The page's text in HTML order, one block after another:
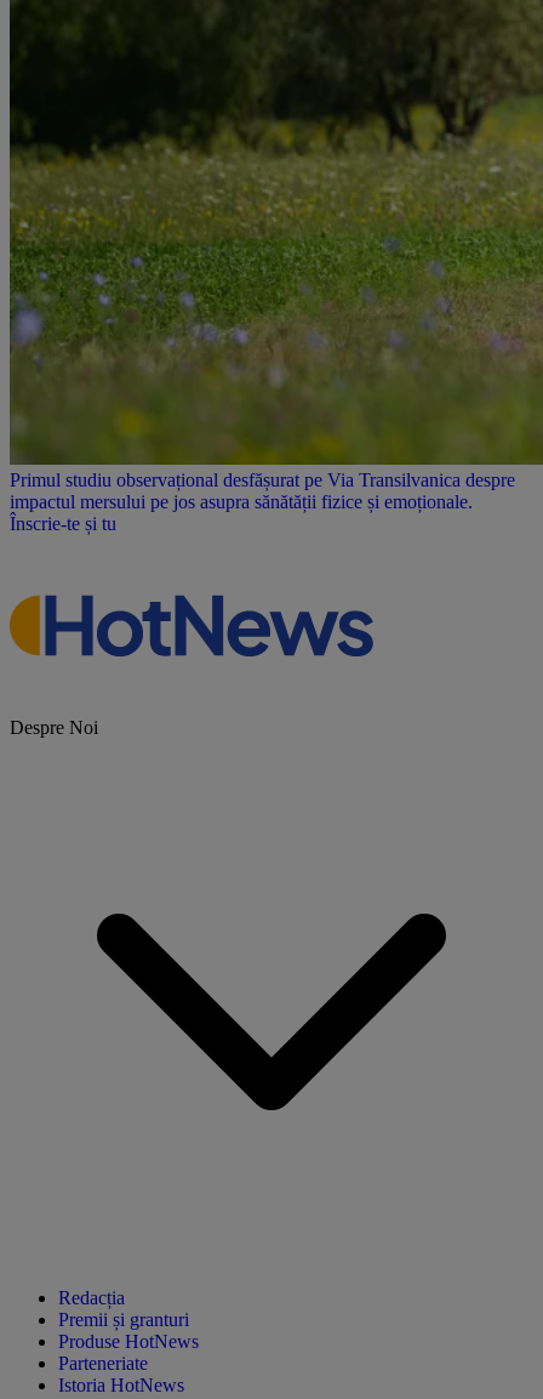
Primul studiu observațional desfășurat pe Via Transilvanica despre
impactul mersului pe jos asupra sănătății fizice și emoționale.
Înscrie-te și tu
Despre Noi
Redacția
Premii și granturi
Produse HotNews
Parteneriate
Istoria HotNews